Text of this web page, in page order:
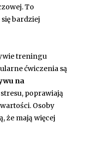
To
bardziej
treningu
ćwiczenia są
na
poprawiają
Osoby
że mają więcej